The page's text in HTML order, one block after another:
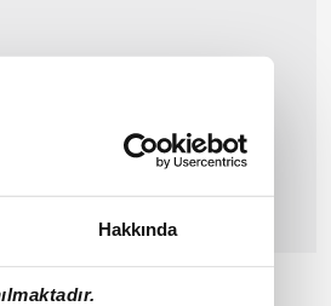
Hakkında